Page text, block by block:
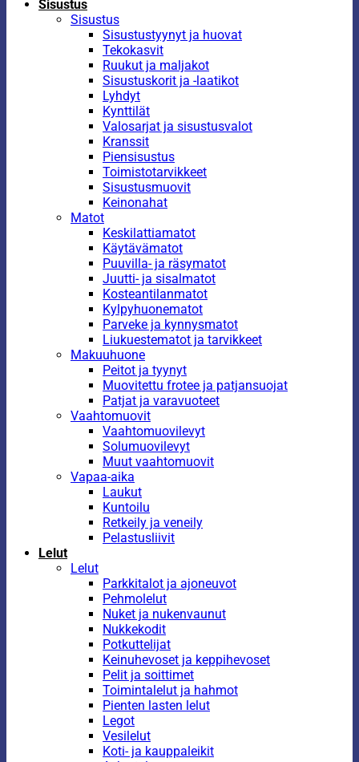
Sisustus
Sisustus
Sisustustyynyt ja huovat
Tekokasvit
Ruukut ja maljakot
Sisustuskorit ja -laatikot
Lyhdyt
Kynttilät
Valosarjat ja sisustusvalot
Kranssit
Piensisustus
Toimistotarvikkeet
Sisustusmuovit
Keinonahat
Matot
Keskilattiamatot
Käytävämatot
Puuvilla- ja räsymatot
Juutti- ja sisalmatot
Kosteantilanmatot
Kylpyhuonematot
Parveke ja kynnysmatot
Liukuestematot ja tarvikkeet
Makuuhuone
Peitot ja tyynyt
Muovitettu frotee ja patjansuojat
Patjat ja varavuoteet
Vaahtomuovit
Vaahtomuovilevyt
Solumuovilevyt
Muut vaahtomuovit
Vapaa-aika
Laukut
Kuntoilu
Retkeily ja veneily
Pelastusliivit
Lelut
Lelut
Parkkitalot ja ajoneuvot
Pehmolelut
Nuket ja nukenvaunut
Nukkekodit
Potkuttelijat
Keinuhevoset ja keppihevoset
Pelit ja soittimet
Toimintalelut ja hahmot
Pienten lasten lelut
Legot
Vesilelut
Koti- ja kauppaleikit